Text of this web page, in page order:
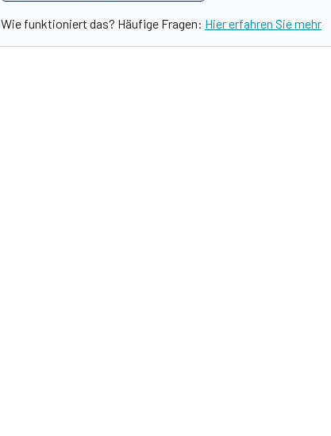
Wie funktioniert das? Häufige Fragen: Hier erfahren Sie mehr